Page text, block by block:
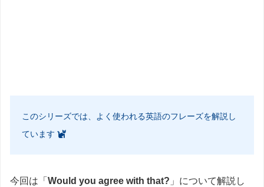
このシリーズでは、よく使われる英語のフレーズを解説し
ています
今回は「 Would you agree with that? 」について解説し